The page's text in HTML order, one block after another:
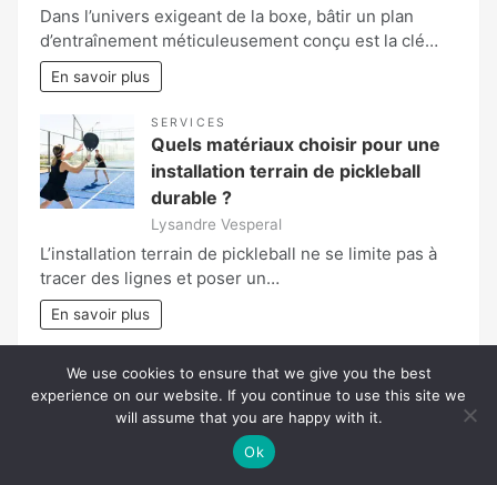
Dans l’univers exigeant de la boxe, bâtir un plan
d’entraînement méticuleusement conçu est la clé…
En savoir plus
SERVICES
Quels matériaux choisir pour une
installation terrain de pickleball
durable ?
Lysandre Vesperal
L’installation terrain de pickleball ne se limite pas à
tracer des lignes et poser un…
En savoir plus
Comment se passent les séjours
en colo ?
Pendant les vacances, de nombreux enfants et
We use cookies to ensure that we give you the best
experience on our website. If you continue to use this site we
will assume that you are happy with it.
Ok